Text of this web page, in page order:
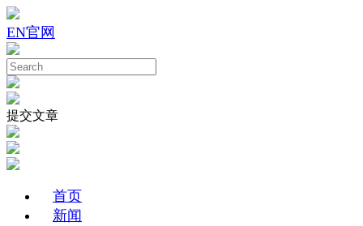
EN官网
提交文章
首页
新闻